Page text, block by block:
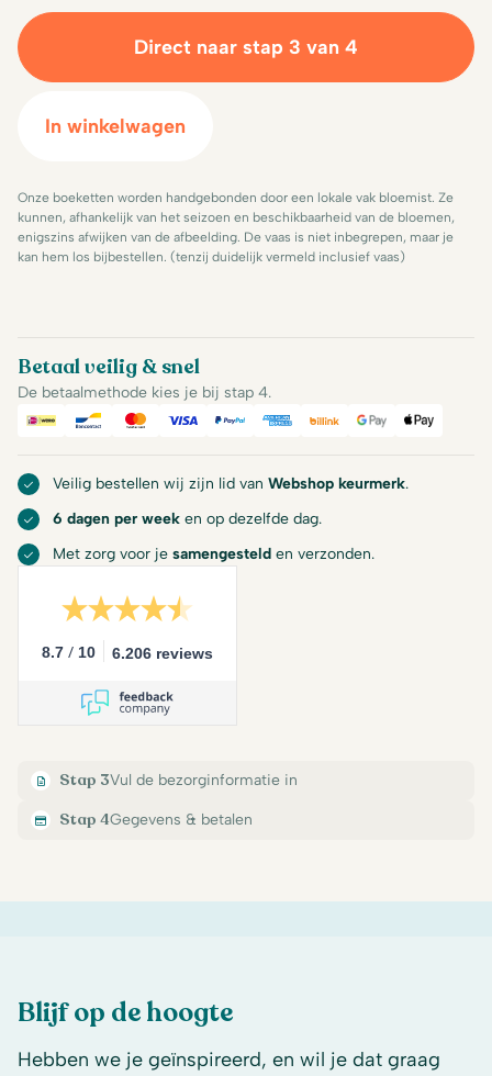
Direct naar stap 3 van 4
In winkelwagen
Onze boeketten worden handgebonden door een lokale vak bloemist. Ze
kunnen, afhankelijk van het seizoen en beschikbaarheid van de bloemen,
enigszins afwijken van de afbeelding. De vaas is niet inbegrepen, maar je
kan hem los bijbestellen. (tenzij duidelijk vermeld inclusief vaas)
Betaal veilig & snel
De betaalmethode kies je bij stap 4.
iDeal Bancontact
Mastercard
Visa PayPalAmerican Express
BillinkGoogle Pay
Apple
Veilig bestellen wij zijn lid van Webshop keurmerk.
6 dagen per week en op dezelfde dag.
Met zorg voor je samengesteld en verzonden.
8.7 / 10 6.206 reviews
Stap 3Vul de bezorginformatie in
Stap 4Gegevens & betalen
Blijf op de hoogte
Hebben we je geïnspireerd, en wil je dat graag